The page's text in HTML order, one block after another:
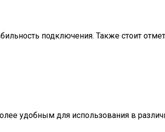
подключения. Также стоит
удобным для использования в